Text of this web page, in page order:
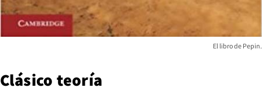
El libro de Pepin.
Clásico teoría